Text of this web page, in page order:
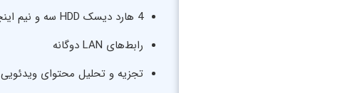
4 هارد دیسک HDD سه و نیم اینچی
رابط‌های LAN دوگانه
تجزیه‌ و‌ تحلیل محتوای ویدئویی